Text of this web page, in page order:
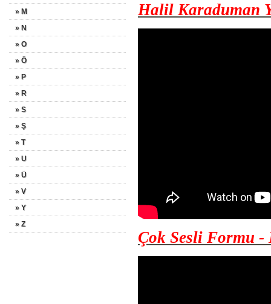
» M
» N
» O
» Ö
» P
» R
» S
» Ş
» T
» U
» Ü
» V
» Y
» Z
Halil Karaduman
Çok Sesli Formu -